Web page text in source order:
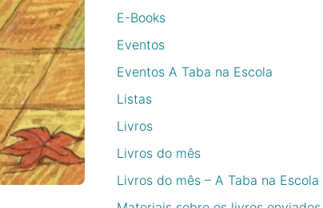
E-Books
Eventos
Eventos A Taba na Escola
Listas
Livros
Livros do mês
Livros do mês – A Taba na Escola